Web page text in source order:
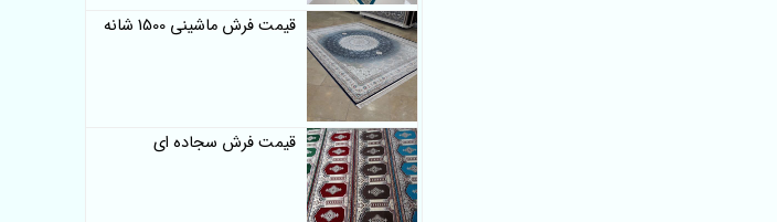
قیمت فرش ماشینی 1500 شانه
قیمت فرش سجاده ای